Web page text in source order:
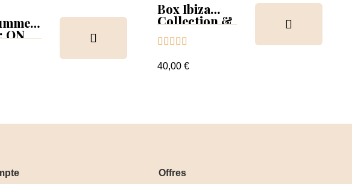
ON
&
Box Ibiza
Collection &
    
40,00 €
Offres